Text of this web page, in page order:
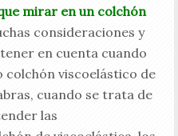
mirar en un colchón
consideraciones y
en cuenta cuando
colchón viscoelástico de
cuando se trata de
las